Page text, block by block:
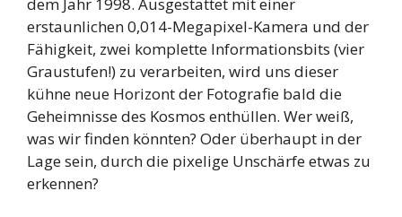
dem Jahr 1998. Ausgestattet mit einer
erstaunlichen 0,014-Megapixel-Kamera und der
Fähigkeit, zwei komplette Informationsbits (vier
Graustufen!) zu verarbeiten, wird uns dieser
kühne neue Horizont der Fotografie bald die
Geheimnisse des Kosmos enthüllen. Wer weiß,
was wir finden könnten? Oder überhaupt in der
Lage sein, durch die pixelige Unschärfe etwas zu
erkennen?